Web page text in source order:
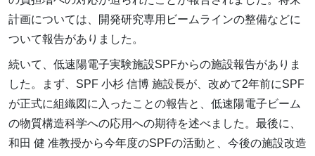
計画については、開発研究専用ビームラインの整備などに
ついて報告がありました。
続いて、低速陽電子実験施設SPFからの施設報告がありま
した。まず、SPF 小杉 信博 施設長が、改めて2年前にSPF
が正式に組織図に入ったことの報告と、低速陽電子ビーム
の物質構造科学への応用への期待を述べました。最後に、
和田 健 准教授から今年度のSPFの活動と、今後の施設改造